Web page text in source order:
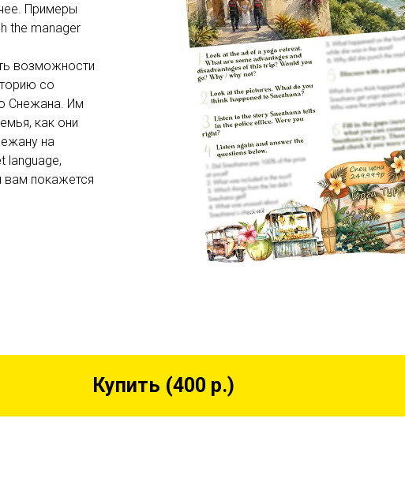
Примеры
the manager
возможности
со
Снежана. Им
как они
на
language,
вам покажется
Купить (400 р.)